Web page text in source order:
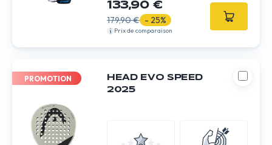
133,90 €
179,90 € - 25%
Prix de comparaison
PROMOTION
HEAD EVO SPEED
2025